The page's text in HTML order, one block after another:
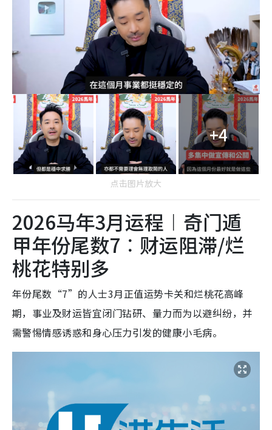
+4
点击图片放大
2026马年3月运程︱奇门遁
甲年份尾数7︰财运阻滞/烂
桃花特别多
年份尾数“7”的人士3月正值运势卡关和烂桃花高峰
期，事业及财运皆宜闭门钻研、量力而为以避纠纷，并
需警惕情感诱惑和身心压力引发的健康小毛病。